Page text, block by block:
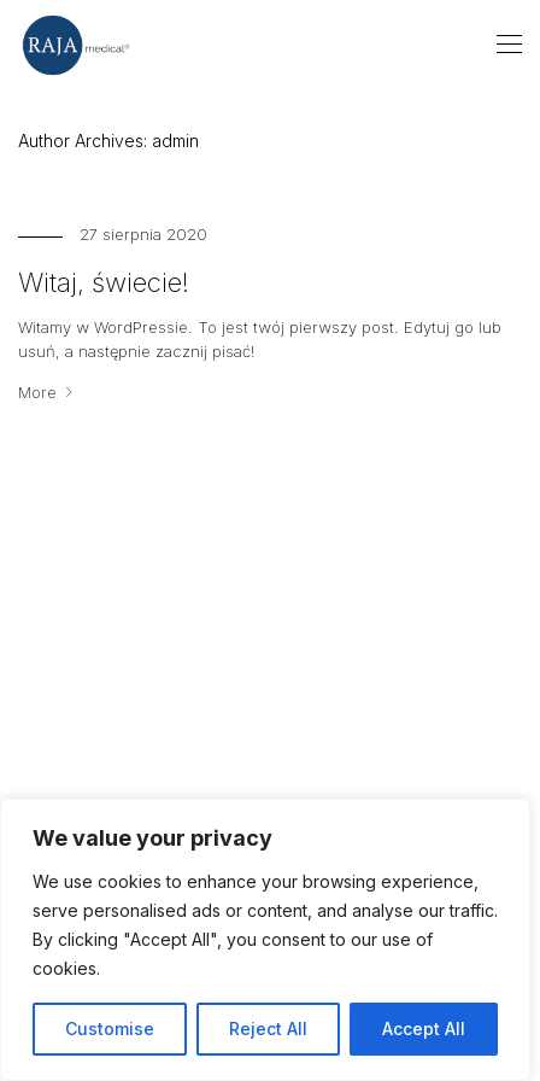
We value your privacy
We use cookies to enhance your browsing experience,
serve personalised ads or content, and analyse our traffic.
By clicking "Accept All", you consent to our use of
cookies.
Customise Reject All Accept All
Author Archives: admin
27 sierpnia 2020
Witaj, świecie!
Witamy w WordPressie. To jest twój pierwszy post. Edytuj go lub
usuń, a następnie zacznij pisać!
More